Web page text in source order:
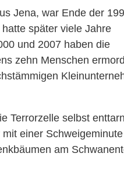
Jena, war Ende der
später viele Jahre
und 2007 haben die
zehn Menschen
Terrorzelle selbst
einer
am